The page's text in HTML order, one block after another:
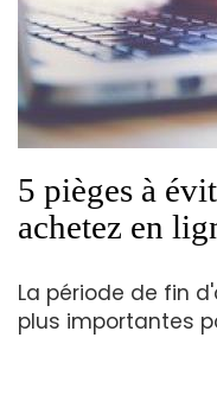
5 pièges à
achetez en
La période de fin
plus importantes